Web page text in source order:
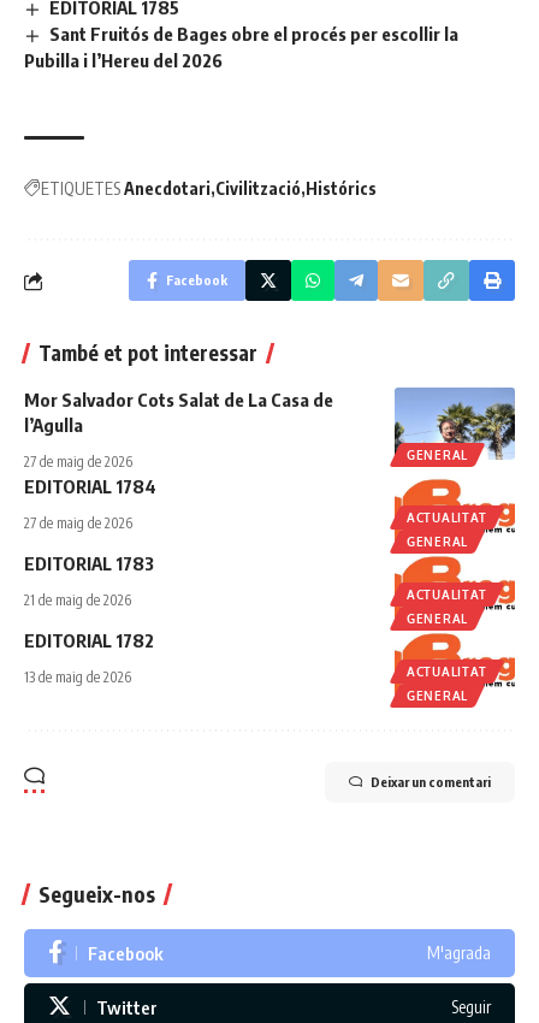
EDITORIAL 1785
Sant Fruitós de Bages obre el procés per escollir la
Pubilla i l’Hereu del 2026
ETIQUETESAnecdotari Civilització Histórics
Facebook
També et pot interessar
GENERAL
Mor Salvador Cots Salat de La Casa de
l’Agulla
27 de maig de 2026
ACTUALITAT
GENERAL
EDITORIAL 1784
27 de maig de 2026
ACTUALITAT
GENERAL
EDITORIAL 1783
21 de maig de 2026
ACTUALITAT
GENERAL
EDITORIAL 1782
13 de maig de 2026
Deixar un comentari
Segueix-nos
Facebook M'agrada
Twitter Seguir